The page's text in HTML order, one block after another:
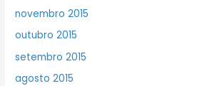
novembro 2015
outubro 2015
setembro 2015
agosto 2015